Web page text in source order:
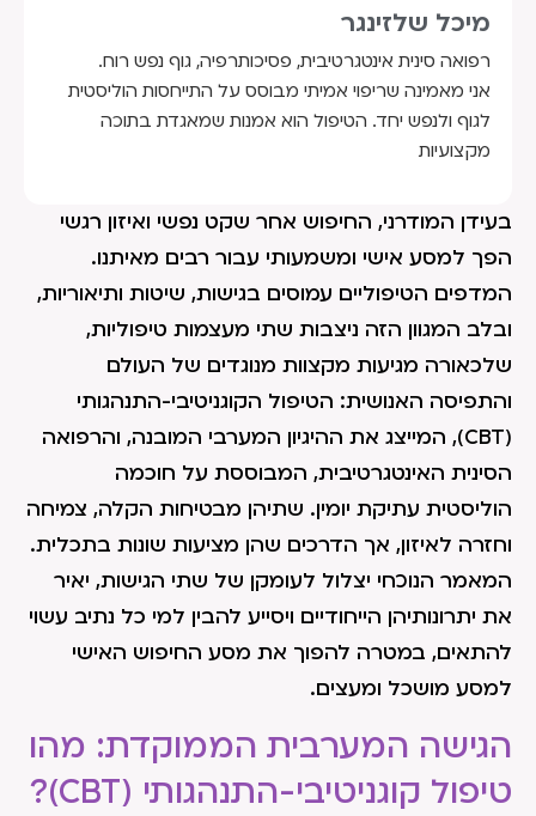
מיכל שלזינגר
רפואה סינית אינטגרטיבית, פסיכותרפיה, גוף נפש רוח.
אני מאמינה שריפוי אמיתי מבוסס על התייחסות הוליסטית
לגוף ולנפש יחד. הטיפול הוא אמנות שמאגדת בתוכה
מקצועיות
בעידן המודרני, החיפוש אחר שקט נפשי ואיזון רגשי
הפך למסע אישי ומשמעותי עבור רבים מאיתנו.
המדפים הטיפוליים עמוסים בגישות, שיטות ותיאוריות,
ובלב המגוון הזה ניצבות שתי מעצמות טיפוליות,
שלכאורה מגיעות מקצוות מנוגדים של העולם
והתפיסה האנושית: הטיפול הקוגניטיבי-התנהגותי
(CBT), המייצג את ההיגיון המערבי המובנה, והרפואה
הסינית האינטגרטיבית, המבוססת על חוכמה
הוליסטית עתיקת יומין. שתיהן מבטיחות הקלה, צמיחה
וחזרה לאיזון, אך הדרכים שהן מציעות שונות בתכלית.
המאמר הנוכחי יצלול לעומקן של שתי הגישות, יאיר
את יתרונותיהן הייחודיים ויסייע להבין למי כל נתיב עשוי
להתאים, במטרה להפוך את מסע החיפוש האישי
למסע מושכל ומעצים.
הגישה המערבית הממוקדת: מהו
טיפול קוגניטיבי-התנהגותי (CBT)?